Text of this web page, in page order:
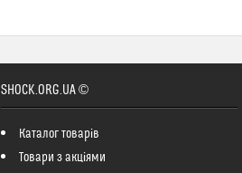
SHOCK.ORG.UA ©
Каталог товарів
Товари з акціями